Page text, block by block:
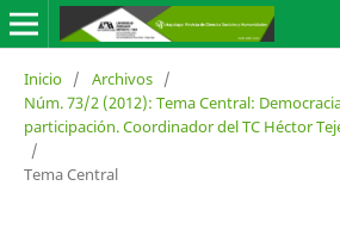
Inicio / Archivos /
Núm. 73/2 (2012): Tema Central:
participación. Coordinador del TC Héctor
/
Tema Central